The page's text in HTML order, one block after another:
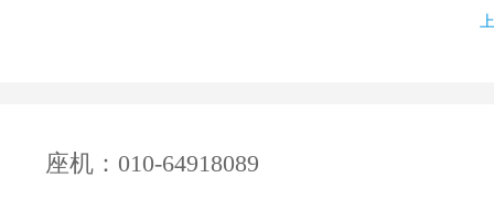
座机：010-64918089